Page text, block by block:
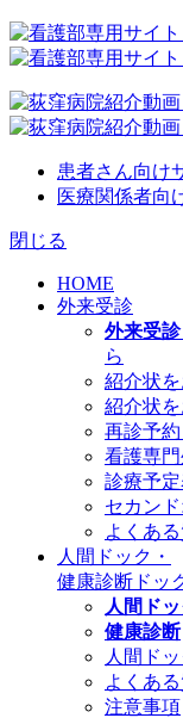
患者さん向け
医療関係者向
閉じる
HOME
外来受診
外来受診
ら
紹介状
紹介状
再診予
看護専
診療予定
セカン
よくあ
人間ドック・
健康診断 ドッ
人間ドッ
健康診断
人間ド
よくあ
注意事項